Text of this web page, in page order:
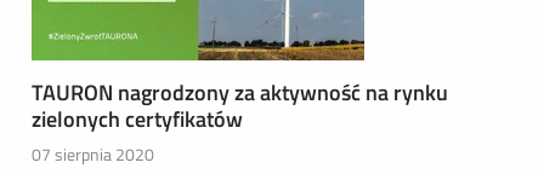
TAURON nagrodzony za aktywność na rynku
zielonych certyfikatów
07 sierpnia 2020